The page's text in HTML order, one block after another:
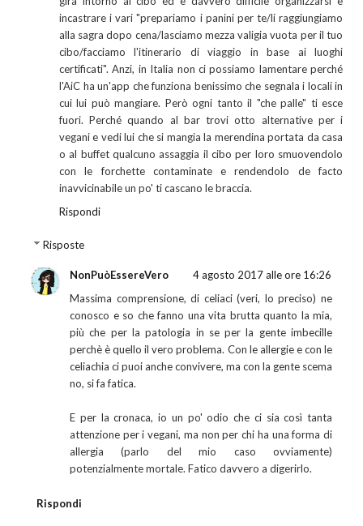
incastrare i vari "prepariamo i panini per te/li raggiungiamo
alla sagra dopo cena/lasciamo mezza valigia vuota per il tuo
cibo/facciamo l'itinerario di viaggio in base ai luoghi
certificati". Anzi, in Italia non ci possiamo lamentare perché
l'AiC ha un'app che funziona benissimo che segnala i locali in
cui lui può mangiare. Però ogni tanto il "che palle" ti esce
fuori. Perché quando al bar trovi otto alternative per i
vegani e vedi lui che si mangia la merendina portata da casa
o al buffet qualcuno assaggia il cibo per loro smuovendolo
con le forchette contaminate e rendendolo de facto
inavvicinabile un po' ti cascano le braccia.
Rispondi
Risposte
NonPuòEssereVero
4 agosto 2017 alle ore 16:26
Massima comprensione, di celiaci (veri, lo preciso) ne
conosco e so che fanno una vita brutta quanto la mia,
più che per la patologia in se per la gente imbecille
perchè è quello il vero problema. Con le allergie e con le
celiachia ci puoi anche convivere, ma con la gente scema
no, si fa fatica.
E per la cronaca, io un po' odio che ci sia così tanta
attenzione per i vegani, ma non per chi ha una forma di
allergia (parlo del mio caso ovviamente)
potenzialmente mortale. Fatico davvero a digerirlo.
Rispondi